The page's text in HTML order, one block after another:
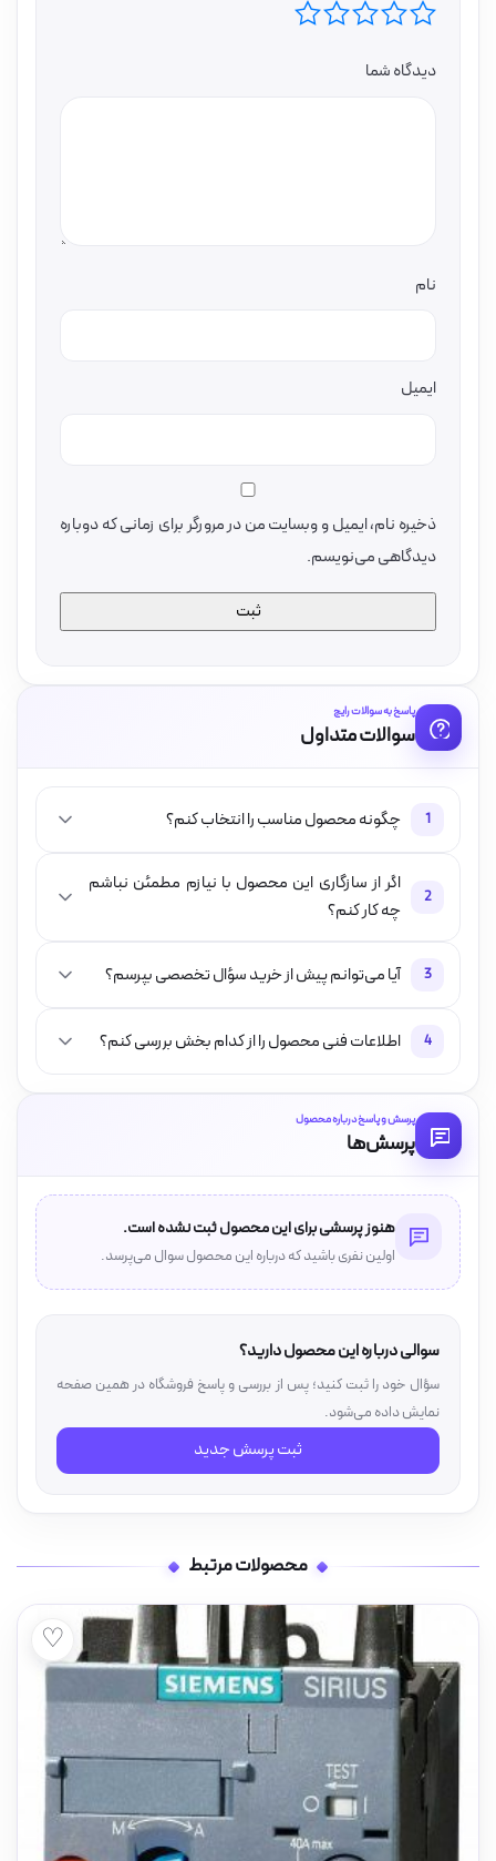
دیدگاه شما
نام
ایمیل
ذخیره نام، ایمیل و وبسایت من در مرورگر برای زمانی که دوباره
دیدگاهی می‌نویسم.
پاسخ به سوالات رایج
سوالات متداول
1 چگونه محصول مناسب را انتخاب کنم؟
2
اگر از سازگاری این محصول با نیازم مطمئن نباشم
چه کار کنم؟
3 آیا می‌توانم پیش از خرید سؤال تخصصی بپرسم؟
4 اطلاعات فنی محصول را از کدام بخش بررسی کنم؟
پرسش و پاسخ درباره محصول
پرسش‌ها
هنوز پرسشی برای این محصول ثبت نشده است.
اولین نفری باشید که درباره این محصول سوال می‌پرسد.
سوالی درباره این محصول دارید؟
سؤال خود را ثبت کنید؛ پس از بررسی و پاسخ فروشگاه در همین صفحه
نمایش داده می‌شود.
ثبت پرسش جدید
محصولات مرتبط
♡